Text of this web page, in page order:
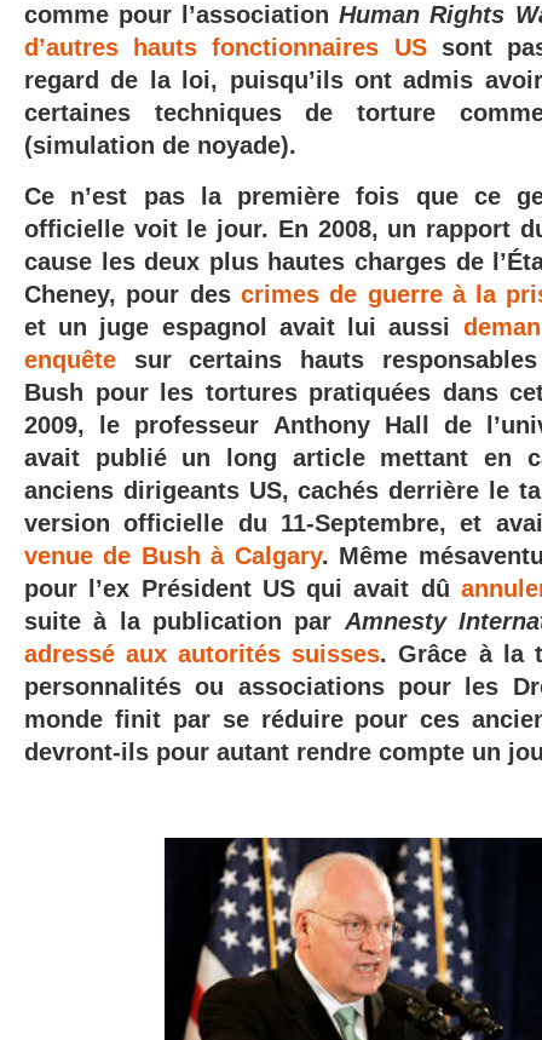
comme pour
l’associationHuman Rights
d’autres hauts fonctionnaires USsont
regard de la loi, puisqu’ils ont admis
certaines techniques de torture
(simulation de noyade).
Ce n’est pas la première fois que ce
officielle voit le jour. En 2008, un rapport
cause les deux plus hautes charges de
Cheney, pour des crimes de guerre à la
et un juge espagnol avait lui aussi
enquête sur certains hauts
Bush pour les tortures pratiquées dans
2009, le professeur Anthony Hall de
avait publié un long article mettant en
anciens dirigeants US, cachés derrière le
version officielle du 11-Septembre, et
venue de Bush à Calgary. Même
pour l’ex Président US qui avait dû
suite à la publication par Amnesty
adressé aux autorités suisses. Grâce à la
personnalités ou associations pour les
monde finit par se réduire pour ces
devront-ils pour autant rendre compte un